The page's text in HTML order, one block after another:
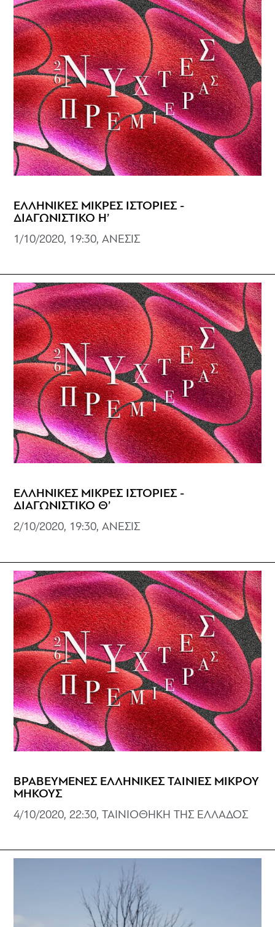
ΕΛΛΗΝΙΚΕΣ ΜΙΚΡΕΣ ΙΣΤΟΡΙΕΣ -
ΔΙΑΓΩΝΙΣΤΙΚΟ Η’
1/10/2020, 19:30, ΑΝΕΣΙΣ
ΕΛΛΗΝΙΚΕΣ ΜΙΚΡΕΣ ΙΣΤΟΡΙΕΣ -
ΔΙΑΓΩΝΙΣΤΙΚΟ Θ’
2/10/2020, 19:30, ΑΝΕΣΙΣ
ΒΡΑΒΕΥΜΕΝΕΣ ΕΛΛΗΝΙΚΕΣ ΤΑΙΝΙΕΣ ΜΙΚΡΟΥ
ΜΗΚΟΥΣ
4/10/2020, 22:30, ΤΑΙΝΙΟΘΗΚΗ ΤΗΣ ΕΛΛΑΔΟΣ